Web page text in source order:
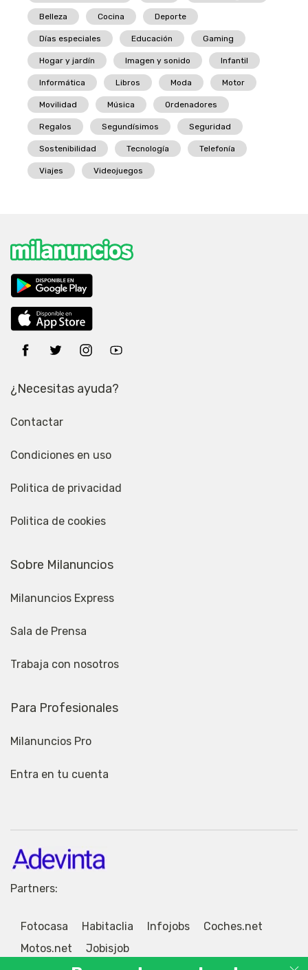
Belleza Cocina Deporte
Días especiales Educación Gaming
Hogar y jardín Imagen y sonido Infantil
Informática Libros Moda Motor
Movilidad Música Ordenadores
Regalos Segundísimos Seguridad
Sostenibilidad Tecnología Telefonía
Viajes Videojuegos
¿Necesitas ayuda?
Contactar
Condiciones en uso
Politica de privacidad
Politica de cookies
Sobre Milanuncios
Milanuncios Express
Sala de Prensa
Trabaja con nosotros
Para Profesionales
Milanuncios Pro
Entra en tu cuenta
Partners:
Fotocasa Habitaclia Infojobs
Coches.net
Motos.net
Jobisjob